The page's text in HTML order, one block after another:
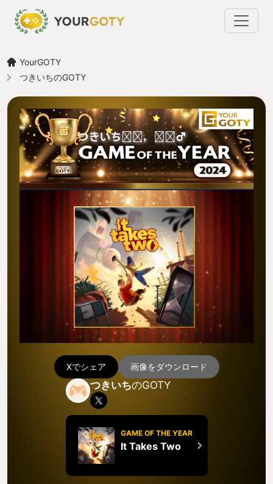
YourGOTY
つきいちのGOTY
Xでシェア 画像をダウンロード
つきいちのGOTY
GAME OF THE YEAR
It Takes Two